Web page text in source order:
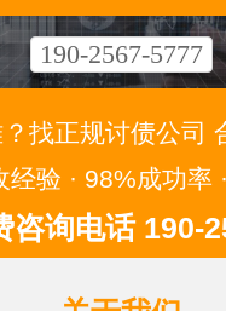
190-2567-5777
找正规讨债公司
经验 · 98%成功率
咨询电话 190-